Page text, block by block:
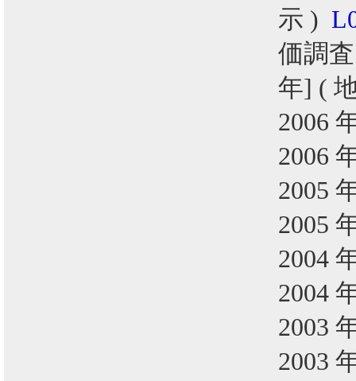
示 )
価調
年] (
2006
2006
2005
2005
2004
2004
2003
2003